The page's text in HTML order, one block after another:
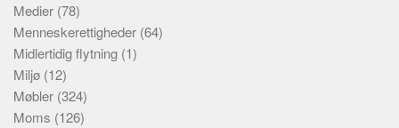
Medier (78)
Menneskerettigheder (64)
Midlertidig flytning (1)
Miljø (12)
Møbler (324)
Moms (126)